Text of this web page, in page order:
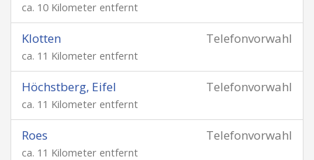
ca. 10 Kilometer entfernt
Telefonvorwahl
Klotten
ca. 11 Kilometer entfernt
Telefonvorwahl
Höchstberg, Eifel
ca. 11 Kilometer entfernt
Telefonvorwahl
Roes
ca. 11 Kilometer entfernt